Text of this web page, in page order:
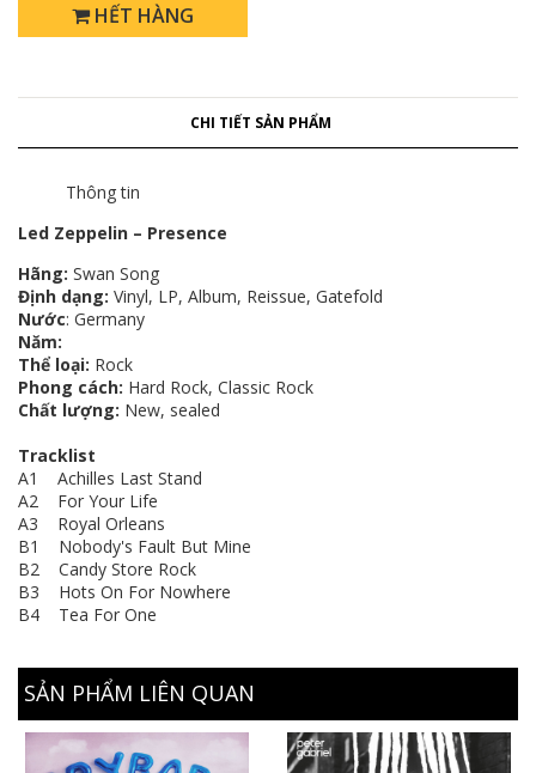
HẾT HÀNG
CHI TIẾT SẢN PHẨM
Thông tin
Led Zeppelin ‎– Presence
Hãng: Swan Song‎
Định dạng: Vinyl, LP, Album, Reissue, Gatefold
Nước: Germany
Năm:
Thể loại: Rock
Phong cách: Hard Rock, Classic Rock
Chất lượng: New, sealed
Tracklist
A1 Achilles Last Stand
A2 For Your Life
A3 Royal Orleans
B1 Nobody's Fault But Mine
B2 Candy Store Rock
B3 Hots On For Nowhere
B4 Tea For One
SẢN PHẨM LIÊN QUAN